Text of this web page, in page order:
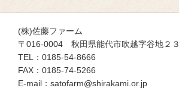
(株)佐藤ファーム
〒016-0004 秋田県能代市吹越字谷地２３
TEL：0185-54-8666
FAX：0185-74-5266
E-mail：satofarm@shirakami.or.jp